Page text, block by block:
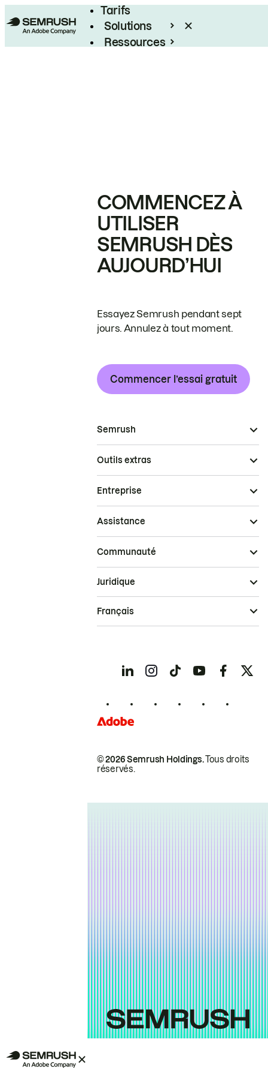
Tarifs
Solutions
Ressources
COMMENCEZ À
UTILISER
SEMRUSH DÈS
AUJOURD’HUI
Essayez Semrush pendant sept
jours. Annulez à tout moment.
Commencer l’essai gratuit
Semrush
Outils extras
Entreprise
Assistance
Communauté
© 2026 Semrush Holdings.Tous droits
réservés.
Juridique
Français